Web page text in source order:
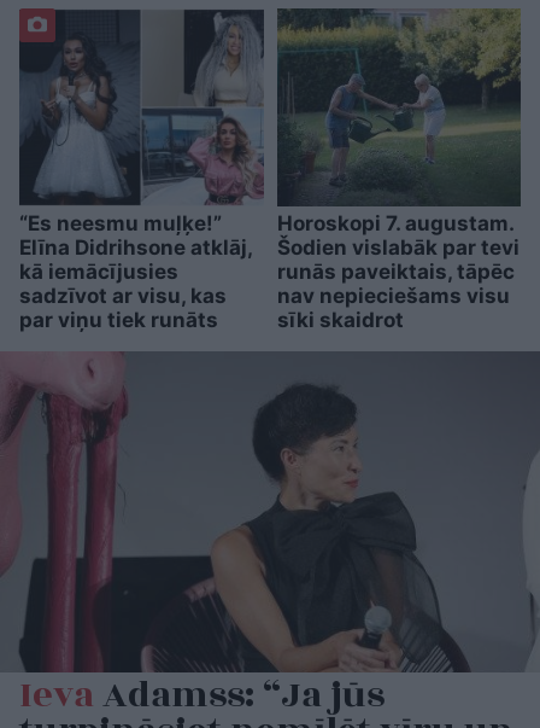
“Es neesmu muļķe!”
Elīna Didrihsone atklāj,
kā iemācījusies
sadzīvot ar visu, kas
par viņu tiek runāts
Horoskopi 7. augustam.
Šodien vislabāk par tevi
runās paveiktais, tāpēc
nav nepieciešams visu
sīki skaidrot
IevaAdamss: “Ja jūs